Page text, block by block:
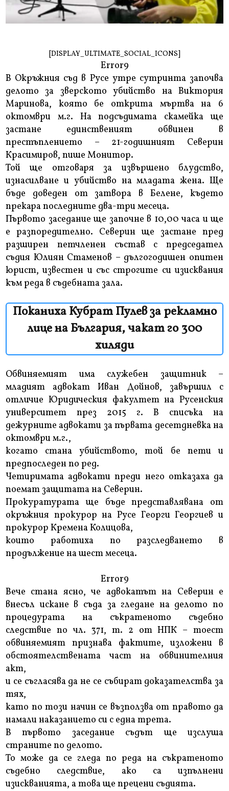
[DISPLAY_ULTIMATE_SOCIAL_ICONS]
Error9
В Окръжния съд в Русе утре сутринта започва
делото за зверското убийство на Виктория
Маринова, която бе открита мъртва на 6
октомври м.г. На подсъдимата скамейка ще
застане единственият обвинен в
престъплението – 21-годишният Северин
Красимиров, пише Монитор.
Той ще отговаря за извършено блудство,
изнасилване и убийство на младата жена. Ще
бъде доведен от затвора в Белене, където
прекара последните два-три месеца.
Първото заседание ще започне в 10,00 часа и ще
е разпоредително. Северин ще застане пред
разширен петчленен състав с председател
съдия Юлиян Стаменов – дългогодишен опитен
юрист, известен и със строгите си изисквания
към реда в съдебната зала.
Поканиха Кубрат Пулев за рекламно
лице на България, чакат го 300
хиляди
Обвиняемият има служебен защитник –
младият адвокат Иван Дойнов, завършил с
отличие Юридическия факултет на Русенския
университет през 2015 г. В списъка на
дежурните адвокати за първата десетдневка на
октомври м.г.,
когато стана убийството, той бе пети и
предпоследен по ред.
Четиримата адвокати преди него отказаха да
поемат защитата на Северин.
Прокуратурата ще бъде представлявана от
окръжния прокурор на Русе Георги Георгиев и
прокурор Кремена Колицова,
които работиха по разследването в
продължение на шест месеца.
Error9
Вече стана ясно, че адвокатът на Северин е
внесъл искане в съда за гледане на делото по
процедурата на съкратеното съдебно
следствие по чл. 371, т. 2 от НПК – тоест
обвиняемият признава фактите, изложени в
обстоятелствената част на обвинителния
акт,
и се съгласява да не се събират доказателства за
тях,
като по този начин се възползва от правото да
намали наказанието си с една трета.
В първото заседание съдът ще изслуша
страните по делото.
То може да се гледа по реда на съкратеното
съдебно следствие, ако са изпълнени
изискванията, а това ще прецени съдията.